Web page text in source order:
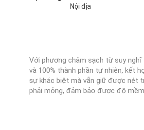
Nội địa
Với phương châm sạch từ suy nghĩ
và 100% thành phần tự nhiên, kết
sự khác biệt mà vẫn giữ được nét
phải mỏng, đảm bảo được độ